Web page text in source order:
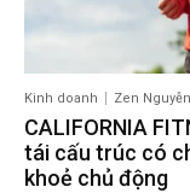
Kinh doanh Zen Nguyễn
CALIFORNIA
tái cấu trúc có
khoẻ chủ động